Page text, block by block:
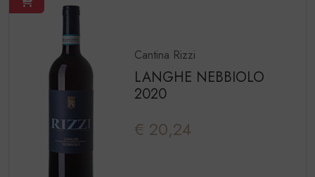
Cantina Rizzi
LANGHE NEBBIOLO
2020
€ 20,24